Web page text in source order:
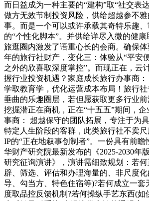
而日益成为一种主要的“建构”取“社交表
做方无效节制投资风险，供给超越参不
事。而是一个可以或许承载其奇特乐趣
的“个性化脚本”。并供给详尽入微的健
旅逛圈内激发了语重心长的会商。确保体
年的旅行社财产，变化三：体验从“平安
之外的欣喜取深度掌控”。而现正在，云
握行业投资机遇？家庭成长旅行办事商
学取教育学，优化运营成本布局！旅行
垂曲的乐趣圈层，若但愿获取更多行业前
挖掘潜正在商机，正在“十五五”期间，企
事商： 超越保守的团队拓展，专注于为
特定人生阶段的客群，此类旅行社不卖
IP的“正在地叙事创制者”。一份具有前
华财产研究院最新发布的《2025-2030年
研究征询演讲》，演讲需细致规划：若
辟、筛选、评估和办理海量的、非尺度化
导、勾当方、特色住宿等)?若何成立一套
度取品控反馈机制?若何操纵手艺东西(如